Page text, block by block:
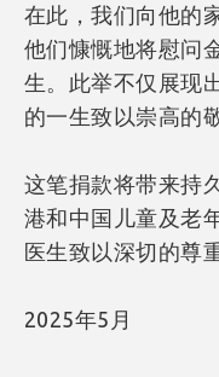
在此，我们向他的
他们慷慨地将慰问
生。此举不仅展现
的一生致以崇高的
这笔捐款将带来持
港和中国儿童及老
医生致以深切的尊
2025年5月